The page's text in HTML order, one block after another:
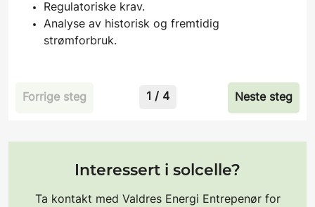
Regulatoriske krav.
Analyse av historisk og fremtidig
strømforbruk.
1 / 4
Forrige steg Neste steg
Interessert i solcelle?
Ta kontakt med Valdres Energi Entrepenør for